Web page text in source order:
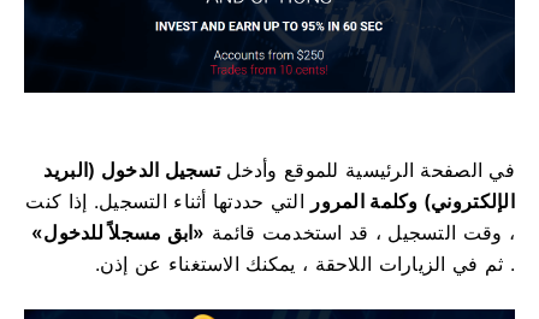
في الصفحة الرئيسية للموقع وأدخلتسجيل الدخول (البريد
الإلكتروني) وكلمة المرور التي حددتها أثناء التسجيل. إذا كنت
، وقت التسجيل ، قد استخدمت قائمة «ابق مسجلاً للدخول»
. ثم في الزيارات اللاحقة ، يمكنك الاستغناء عن إذن.